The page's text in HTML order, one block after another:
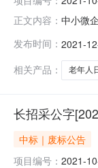
正文内容： 中小微
注册相
发布时间： 2021-
相关产品：
老年人
长招采公字
中标｜废标公告
项目编号： 2021-